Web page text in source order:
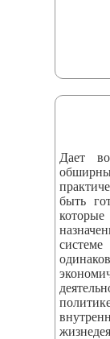
Дает
быть